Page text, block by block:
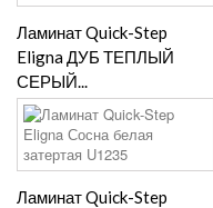
Ламинат Quick-Step
Eligna ДУБ ТЕПЛЫЙ
СЕРЫЙ...
Ламинат Quick-Step